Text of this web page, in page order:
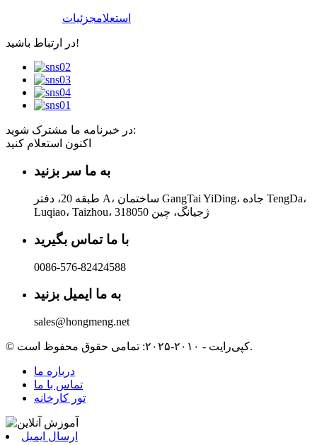
استعلامجزئیات
در ارتباط باشید!
در خبرنامه ما مشترک شوید:
اکنون استعلام کنید
به ما سر بزنید
طبقه 20، دفتر A، ساختمان GangTai YiDing، جاده TengDa،
Luqiao، Taizhou، ژجیانگ، چین 318050
با ما تماس بگیرید
0086-576-82424588
به ما ایمیل بزنید
sales@hongmeng.net
© کپی‌رایت - ۲۰۱۰-۲۰۲۵: تمامی حقوق محفوظ است.
درباره ما
تماس با ما
تور کارخانه
ارسال ایمیل